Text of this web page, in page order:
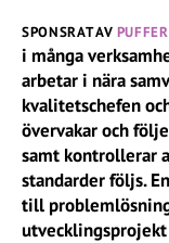
SPONSRAT AV PUFFER
i många
arbetar i nära
kvalitetschefen
övervakar och
samt kontrollerar
standarder följs.
till